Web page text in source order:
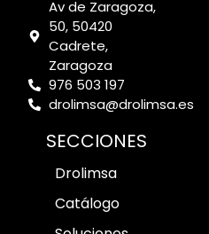
Av de Zaragoza,
50, 50420
Cadrete,
Zaragoza
976 503 197
drolimsa@drolimsa.es
SECCIONES
Drolimsa
Catálogo